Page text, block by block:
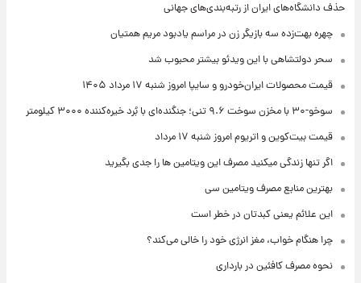
حذف دانشگاه‌های ایران از رتبه‌بندی‌های جهانی
چهره بهت‌زده سه بازیگر زن در مراسم یادبود مریم همتیان
سحر دولتشاهی با این ویدئو بیشتر محبوب شد
قیمت محصولات ایران‌خودرو و سایپا امروز شنبه ۱۷ مرداد ۱۴۰۵
سوخو-۳۰ با مخزن سوخت ۹.۶ تنی؛ جنگنده‌ای با بُرد خیره‌کننده ۳۰۰۰ کیلومتر
قیمت بیت‌کوین و اتریوم امروز شنبه ۱۷ مرداد
اگر تنها زندگی میکنید مصرف این ویتامین ها را جدی بگیرید
بهترین منابع مصرف ویتامین سی
این علائم یعنی کبدتان در خطر است
چرا هنگام خواب، مغز انرژی خود را خالی می‌کند؟
نحوه مصرف کافئین در بارداری